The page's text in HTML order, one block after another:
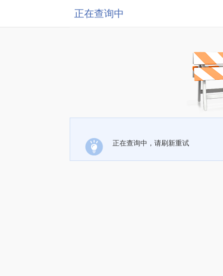
正在查询中
正在查询中，请刷新重试